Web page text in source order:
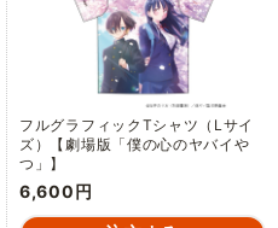
フルグラフィックTシャツ（Lサイ
ズ）【劇場版「僕の心のヤバイや
つ」】
6,600円